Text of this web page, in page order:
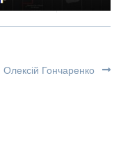
Олексій Гончаренко